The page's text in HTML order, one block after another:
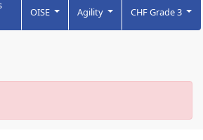
OISE Agility CHF Grade 3